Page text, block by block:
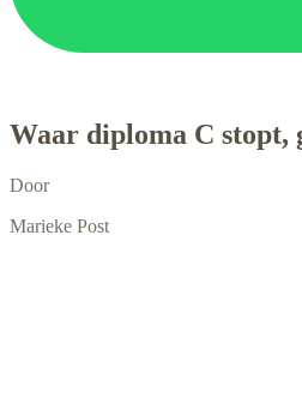
Waar diploma C stopt,
Door
Marieke Post